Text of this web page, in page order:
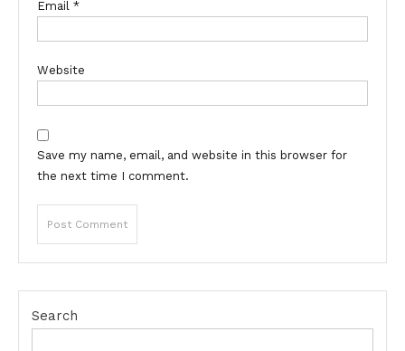
Email *
Website
Save my name, email, and website in this browser for
the next time I comment.
Search